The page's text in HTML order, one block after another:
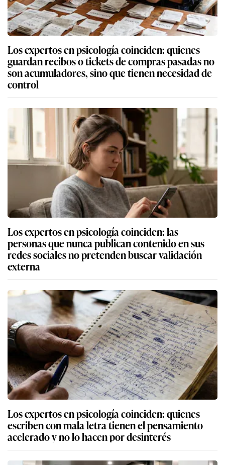
Los expertos en psicología coinciden: quienes
guardan recibos o tickets de compras pasadas no
son acumuladores, sino que tienen necesidad de
control
Los expertos en psicología coinciden: las
personas que nunca publican contenido en sus
redes sociales no pretenden buscar validación
externa
Los expertos en psicología coinciden: quienes
escriben con mala letra tienen el pensamiento
acelerado y no lo hacen por desinterés